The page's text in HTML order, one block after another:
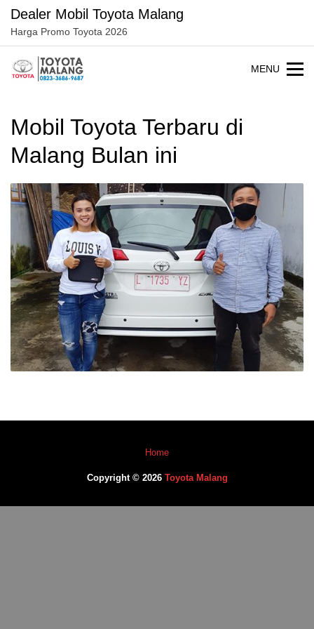
Langsung
konten
Dealer Mobil Toyota Malang
Harga Promo Toyota 2026
MENU
Mobil Toyota Terbaru di
Malang Bulan ini
Home
Copyright © 2026 Toyota Malang